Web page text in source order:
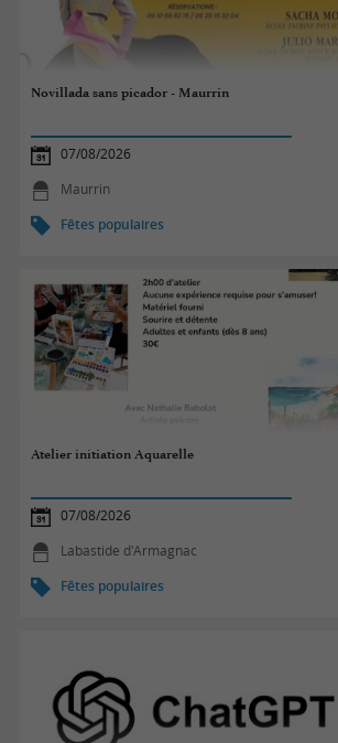
Novillada sans picador - Maurrin
07/08/2026
Maurrin
Fêtes populaires
Atelier initiation Aquarelle
07/08/2026
Labastide d'Armagnac
Fêtes populaires